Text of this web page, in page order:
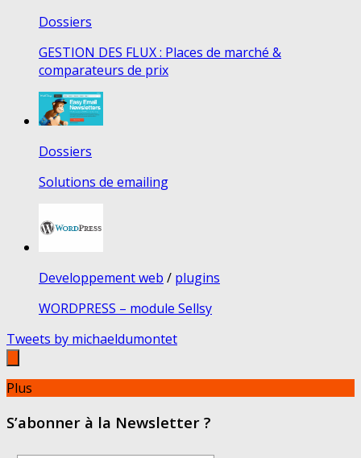
Dossiers
GESTION DES FLUX : Places de marché &
comparateurs de prix
Dossiers
Solutions de emailing
Developpement web / plugins
WORDPRESS – module Sellsy
Tweets by michaeldumontet
Plus
S’abonner à la Newsletter ?